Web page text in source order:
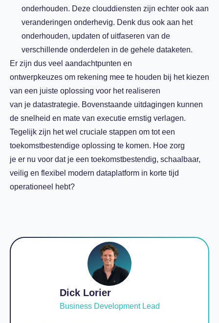
onderhouden. Deze clouddiensten zijn echter ook aan
veranderingen onderhevig. Denk dus ook aan het
onderhouden, updaten of uitfaseren van de
verschillende onderdelen in de gehele dataketen.
Er zijn dus vee aandachtpunten en
ontwerpkeuzes om rekening mee te houden bij het kiezen
van een juiste oplossing voor het realiseren
van je datastrategie. Bovenstaande uitdagingen kunnen
de snelheid en mate van executie ernstig verlagen.
Tegelijk zijn hetwel cruciale stappen om tot een
toekomstbestendige oplossing te komen. Hoe zorg
je er nu voor dat je een toekomstbestendig, schaalbaar,
veilig en flexibel modern dataplatform in korte tijd
operationeel hebt?
Dick Lorier
Business Development Lead